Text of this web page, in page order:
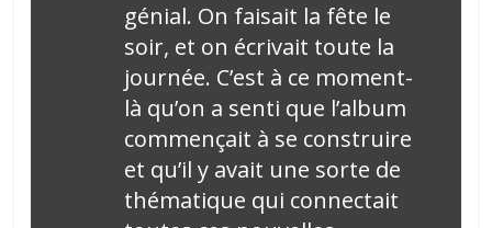
génial. On faisait la fête le
soir, et on écrivait toute la
journée. C’est à ce moment-
là qu’on a senti que l’album
commençait à se construire
et qu’il y avait une sorte de
thématique qui connectait